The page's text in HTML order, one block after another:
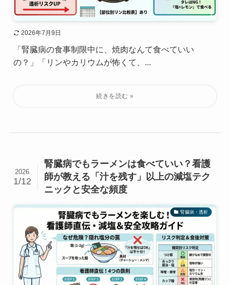
2026年7月9日
「腎臓病の食事制限中に、焼肉なんて食べていい
の？」「リンやカリウムが怖くて、...
腎臓病でもラーメンは食べていい？看護
師が教える「汁を残す」以上の減塩テク
ニックと安全な頻度
2026
1/12
腎臓病・透析